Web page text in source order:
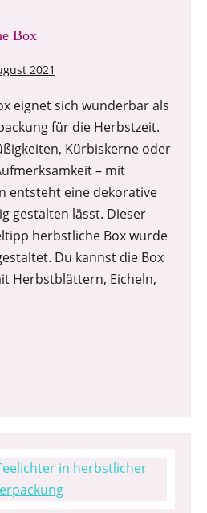
Box
2021
eignet sich wunderbar als
für die Herbstzeit.
Kürbiskerne oder
– mit
entsteht eine dekorative
gestalten lässt. Dieser
herbstliche Box wurde
Du kannst die Box
Herbstblättern, Eicheln,